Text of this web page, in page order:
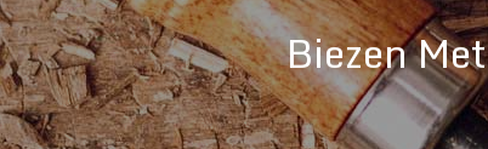
Biezen